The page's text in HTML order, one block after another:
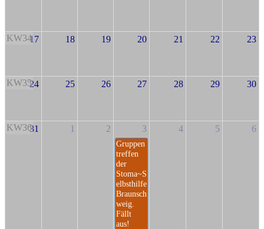
KW3417 18 19 20 21 22 23
KW3524 25 26 27 28 29 30
KW3631 1 2 3
Gruppen
treffen
der
Stoma~S
elbsthilfe
Braunsch
weig.
Fällt
aus!
4 5 6